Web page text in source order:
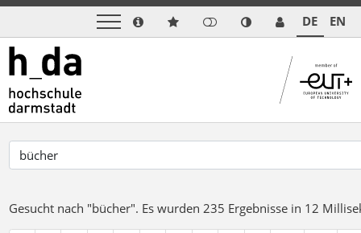
DE EN
Gesucht nach "bücher". Es wurden 235 Ergebnisse in 12